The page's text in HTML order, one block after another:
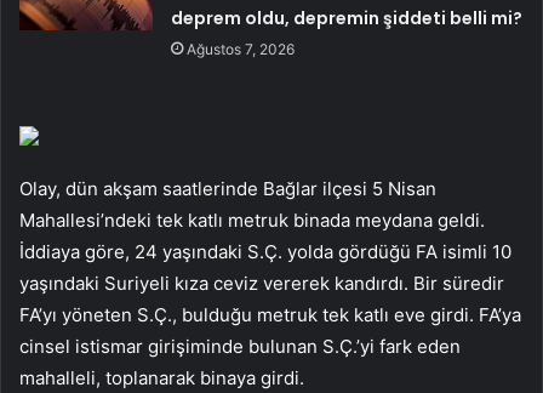
deprem oldu, depremin şiddeti belli mi?
Ağustos 7, 2026
Olay, dün akşam saatlerinde Bağlar ilçesi 5 Nisan
Mahallesi’ndeki tek katlı metruk binada meydana geldi.
İddiaya göre, 24 yaşındaki S.Ç. yolda gördüğü FA isimli 10
yaşındaki Suriyeli kıza ceviz vererek kandırdı. Bir süredir
FA’yı yöneten S.Ç., bulduğu metruk tek katlı eve girdi. FA’ya
cinsel istismar girişiminde bulunan S.Ç.’yi fark eden
mahalleli, toplanarak binaya girdi.